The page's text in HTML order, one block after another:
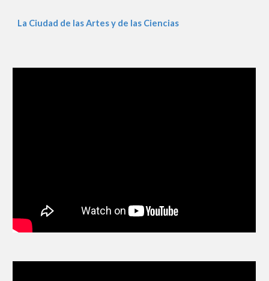
La Ciudad de las Artes y de las Ciencias